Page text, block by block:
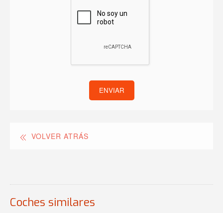
ENVIAR
VOLVER ATRÁS
Coches similares